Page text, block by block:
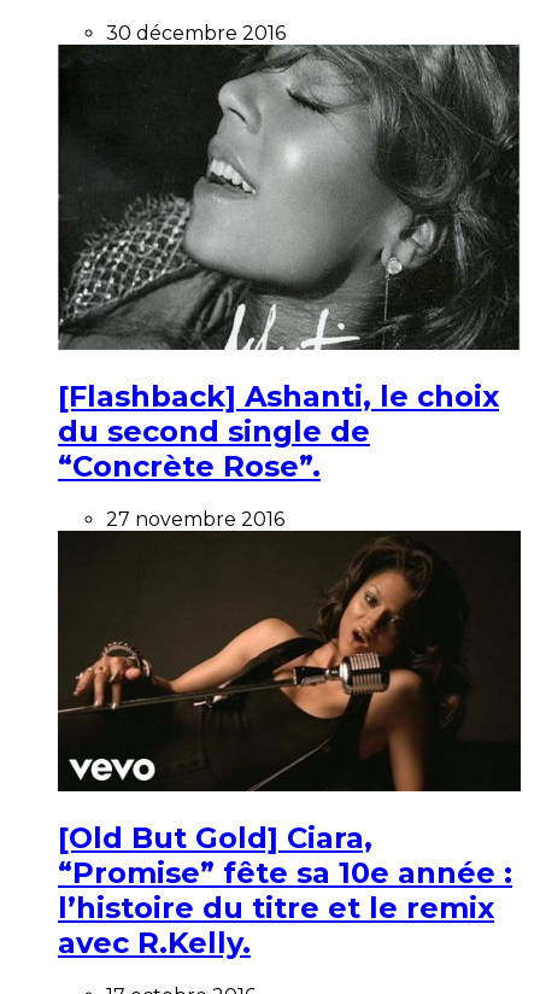
30 décembre 2016
[Flashback] Ashanti, le choix
du second single de
“Concrète Rose”.
27 novembre 2016
[Old But Gold] Ciara,
“Promise” fête sa 10e année :
l’histoire du titre et le remix
avec R.Kelly.